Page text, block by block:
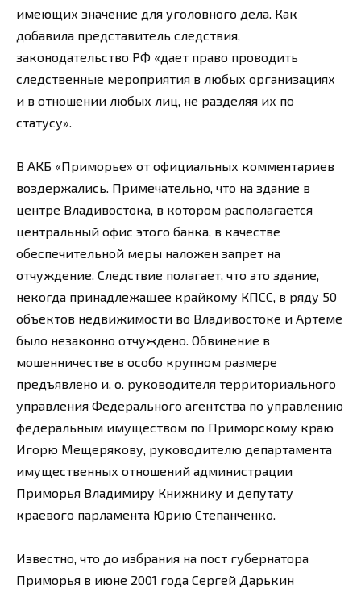
имеющих значение для уголовного дела. Как
добавила представитель следствия,
законодательство РФ «дает право проводить
следственные мероприятия в любых организациях
и в отношении любых лиц, не разделяя их по
статусу».
В АКБ «Приморье» от официальных комментариев
воздержались. Примечательно, что на здание в
центре Владивостока, в котором располагается
центральный офис этого банка, в качестве
обеспечительной меры наложен запрет на
отчуждение. Следствие полагает, что это здание,
некогда принадлежащее крайкому КПСС, в ряду 50
объектов недвижимости во Владивостоке и Артеме
было незаконно отчуждено. Обвинение в
мошенничестве в особо крупном размере
предъявлено и. о. руководителя территориального
управления Федерального агентства по управлению
федеральным имуществом по Приморскому краю
Игорю Мещерякову, руководителю департамента
имущественных отношений администрации
Приморья Владимиру Книжнику и депутату
краевого парламента Юрию Степанченко.
Известно, что до избрания на пост губернатора
Приморья в июне 2001 года Сергей Дарькин